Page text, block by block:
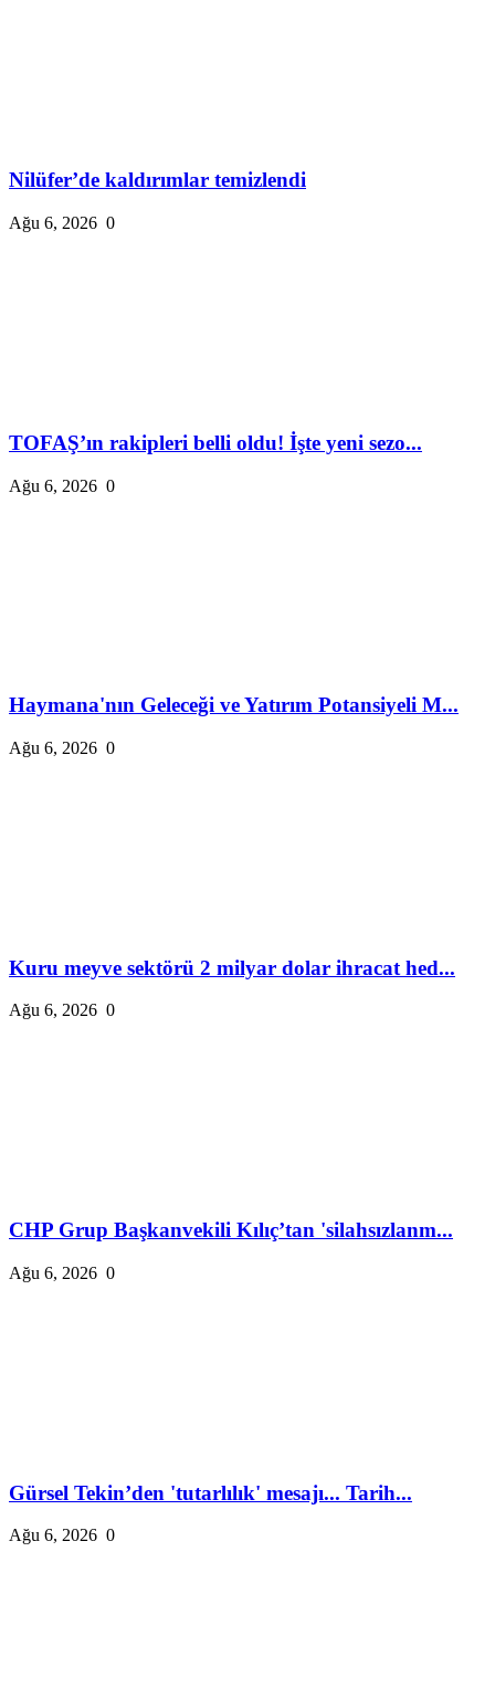
Nilüfer’de kaldırımlar temizlendi
Ağu 6, 2026 0
TOFAŞ’ın rakipleri belli oldu! İşte yeni sezo...
Ağu 6, 2026 0
Haymana'nın Geleceği ve Yatırım Potansiyeli M...
Ağu 6, 2026 0
Kuru meyve sektörü 2 milyar dolar ihracat hed...
Ağu 6, 2026 0
CHP Grup Başkanvekili Kılıç’tan 'silahsızlanm...
Ağu 6, 2026 0
Gürsel Tekin’den 'tutarlılık' mesajı... Tarih...
Ağu 6, 2026 0